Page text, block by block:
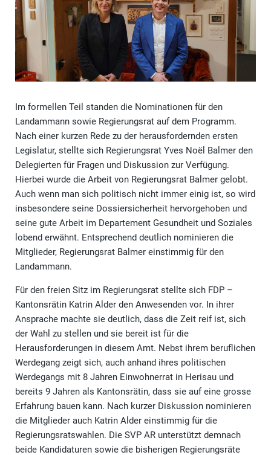
Im formellen Teil standen die Nominationen für den
Landammann sowie Regierungsrat auf dem Programm.
Nach einer kurzen Rede zu der herausfordernden ersten
Legislatur, stellte sich Regierungsrat Yves Noël Balmer den
Delegierten für Fragen und Diskussion zur Verfügung.
Hierbei wurde die Arbeit von Regierungsrat Balmer gelobt.
Auch wenn man sich politisch nicht immer einig ist, so wird
insbesondere seine Dossiersicherheit hervorgehoben und
seine gute Arbeit im Departement Gesundheit und Soziales
lobend erwähnt. Entsprechend deutlich nominieren die
Mitglieder, Regierungsrat Balmer einstimmig für den
Landammann.
Für den freien Sitz im Regierungsrat stellte sich FDP –
Kantonsrätin Katrin Alder den Anwesenden vor. In ihrer
Ansprache machte sie deutlich, dass die Zeit reif ist, sich
der Wahl zu stellen und sie bereit ist für die
Herausforderungen in diesem Amt. Nebst ihrem beruflichen
Werdegang zeigt sich, auch anhand ihres politischen
Werdegangs mit 8 Jahren Einwohnerrat in Herisau und
bereits 9 Jahren als Kantonsrätin, dass sie auf eine grosse
Erfahrung bauen kann. Nach kurzer Diskussion nominieren
die Mitglieder auch Katrin Alder einstimmig für die
Regierungsratswahlen. Die SVP AR unterstützt demnach
beide Kandidaturen sowie die bisherigen Regierungsräte